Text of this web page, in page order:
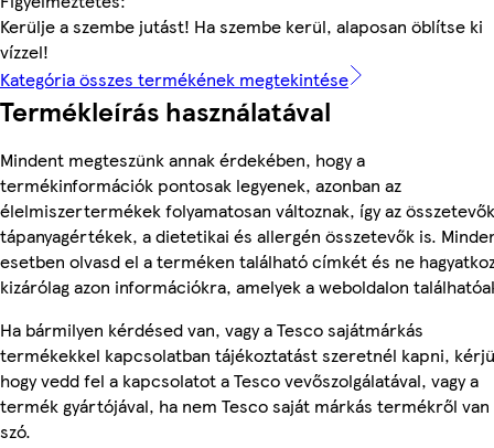
Kerülje a szembe jutást! Ha szembe kerül, alaposan öblítse ki
vízzel!
Kategória összes termékének megtekintése
Termékleírás használatával
Mindent megteszünk annak érdekében, hogy a
termékinformációk pontosak legyenek, azonban az
élelmiszertermékek folyamatosan változnak, így az
tápanyagértékek, a dietetikai és allergén összetevők is.
esetben olvasd el a terméken található címkét és ne
kizárólag azon információkra, amelyek a weboldalon
Ha bármilyen kérdésed van, vagy a Tesco sajátmárkás
termékekkel kapcsolatban tájékoztatást szeretnél kapni,
hogy vedd fel a kapcsolatot a Tesco vevőszolgálatával, vagy a
termék gyártójával, ha nem Tesco saját márkás termékről van
szó.